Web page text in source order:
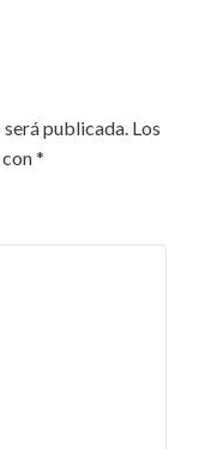
publicada. Los
*